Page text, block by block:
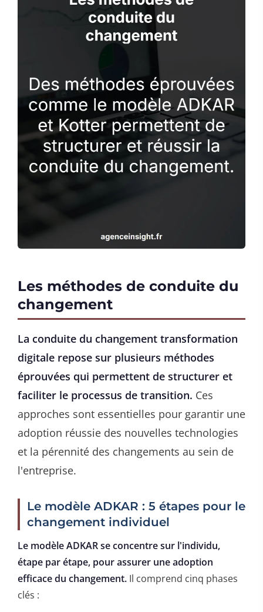
Les méthodes de conduite du
changement
La conduite du changement transformation
digitale repose sur plusieurs méthodes
éprouvées qui permettent de structurer et
faciliter le processus de transition. Ces
approches sont essentielles pour garantir une
adoption réussie des nouvelles technologies
et la pérennité des changements au sein de
l'entreprise.
Le modèle ADKAR : 5 étapes pour le
changement individuel
Le modèle ADKAR se concentre sur l'individu,
étape par étape, pour assurer une adoption
efficace du changement. Il comprend cinq phases
clés :